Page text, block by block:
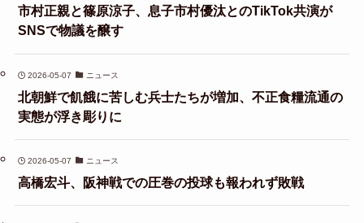
市村正親と篠原涼子、息子市村優汰とのTikTok共演が
SNSで物議を醸す
2026-05-07 ニュース
北朝鮮で飢餓に苦しむ兵士たちが増加、不正食糧流通の
実態が浮き彫りに
2026-05-07 ニュース
高橋宏斗、阪神戦での圧巻の投球も報われず敗戦